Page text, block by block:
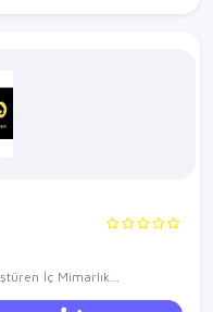
İç Mimarlık…